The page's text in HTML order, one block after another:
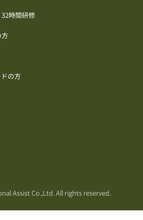
時間研修
の方
Assist Co.,Ltd. All rights reserved.